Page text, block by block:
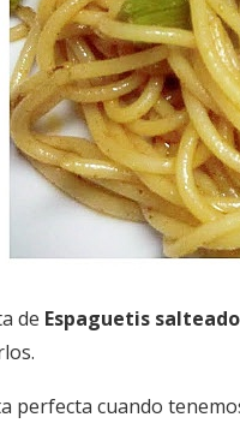
de Espaguetis
perfecta cuando